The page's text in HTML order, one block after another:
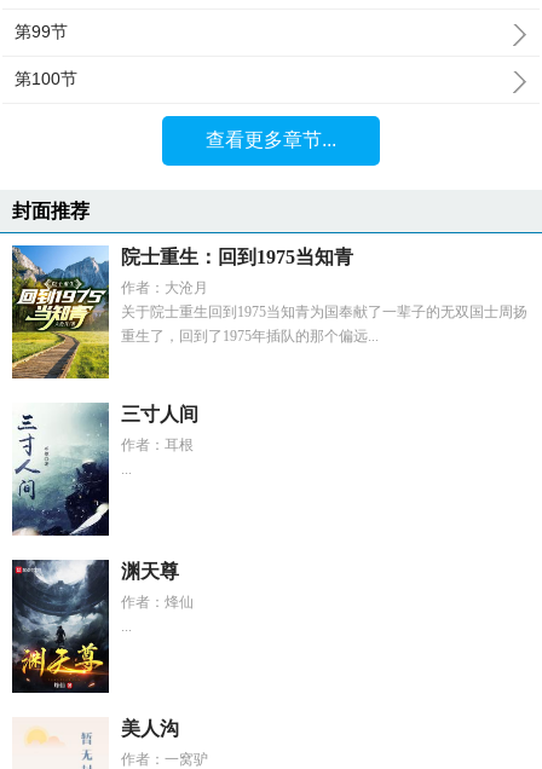
第99节
第100节
查看更多章节...
封面推荐
院士重生：回到1975当知青
作者：大沧月
关于院士重生回到1975当知青为国奉献了一辈子的无双国士周扬
重生了，回到了1975年插队的那个偏远...
三寸人间
作者：耳根
...
渊天尊
作者：烽仙
...
美人沟
作者：一窝驴